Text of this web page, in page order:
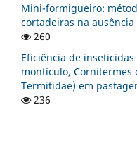
Mini-formigueiro:
cortadeiras na
260
Eficiência de
montículo, Cornitermes
Termitidae) em
236